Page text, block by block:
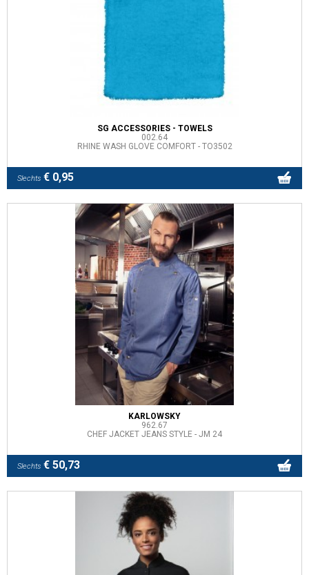
SG ACCESSORIES - TOWELS
002.64
RHINE WASH GLOVE COMFORT - TO3502
Slechts € 0,95
KARLOWSKY
962.67
CHEF JACKET JEANS STYLE - JM 24
Slechts € 50,73